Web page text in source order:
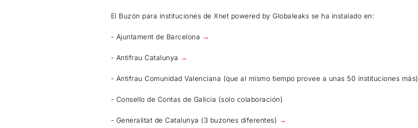
El Buzón para instituciones de Xnet powered by Globaleaks se ha instalado en:
- Ajuntament de Barcelona →
- Antifrau Catalunya →
- Antifrau Comunidad Valenciana (que al mismo tiempo provee a unas 50 instituciones más)
- Consello de Contas de Galicia (solo colaboración)
- Generalitat de Catalunya (3 buzones diferentes) →